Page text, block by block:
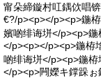
甯朵締鏇村叿鍝佽唱
€?/p><p></p><p>鍦
嬪啲绯诲垪</p><p>
</p><p></p><p>鍦栫
啲绯诲垪</p><p>鍦
</p><p>闁嬫キ鐣跺